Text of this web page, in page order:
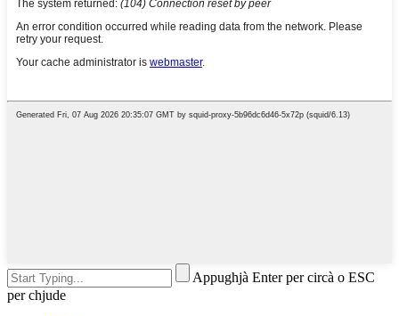
Appughjà Enter per circà o ESC
per chjude